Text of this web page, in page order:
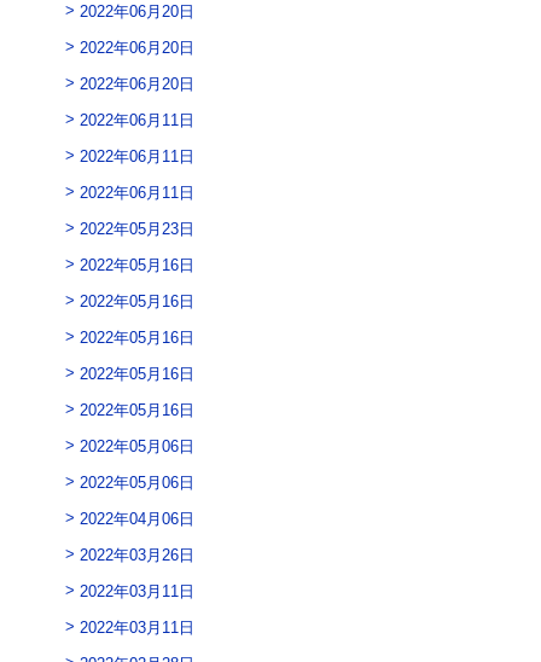
2022年06月20日
2022年06月20日
2022年06月20日
2022年06月11日
2022年06月11日
2022年06月11日
2022年05月23日
2022年05月16日
2022年05月16日
2022年05月16日
2022年05月16日
2022年05月16日
2022年05月06日
2022年05月06日
2022年04月06日
2022年03月26日
2022年03月11日
2022年03月11日